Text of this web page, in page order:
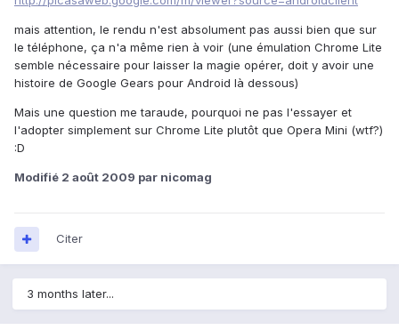
mais attention, le rendu n'est absolument pas aussi bien que sur
le téléphone, ça n'a même rien à voir (une émulation Chrome Lite
semble nécessaire pour laisser la magie opérer, doit y avoir une
histoire de Google Gears pour Android là dessous)
Mais une question me taraude, pourquoi ne pas l'essayer et
l'adopter simplement sur Chrome Lite plutôt que Opera Mini (wtf?)
:D
Modifié 2 août 2009 par nicomag
Citer
3 months later...